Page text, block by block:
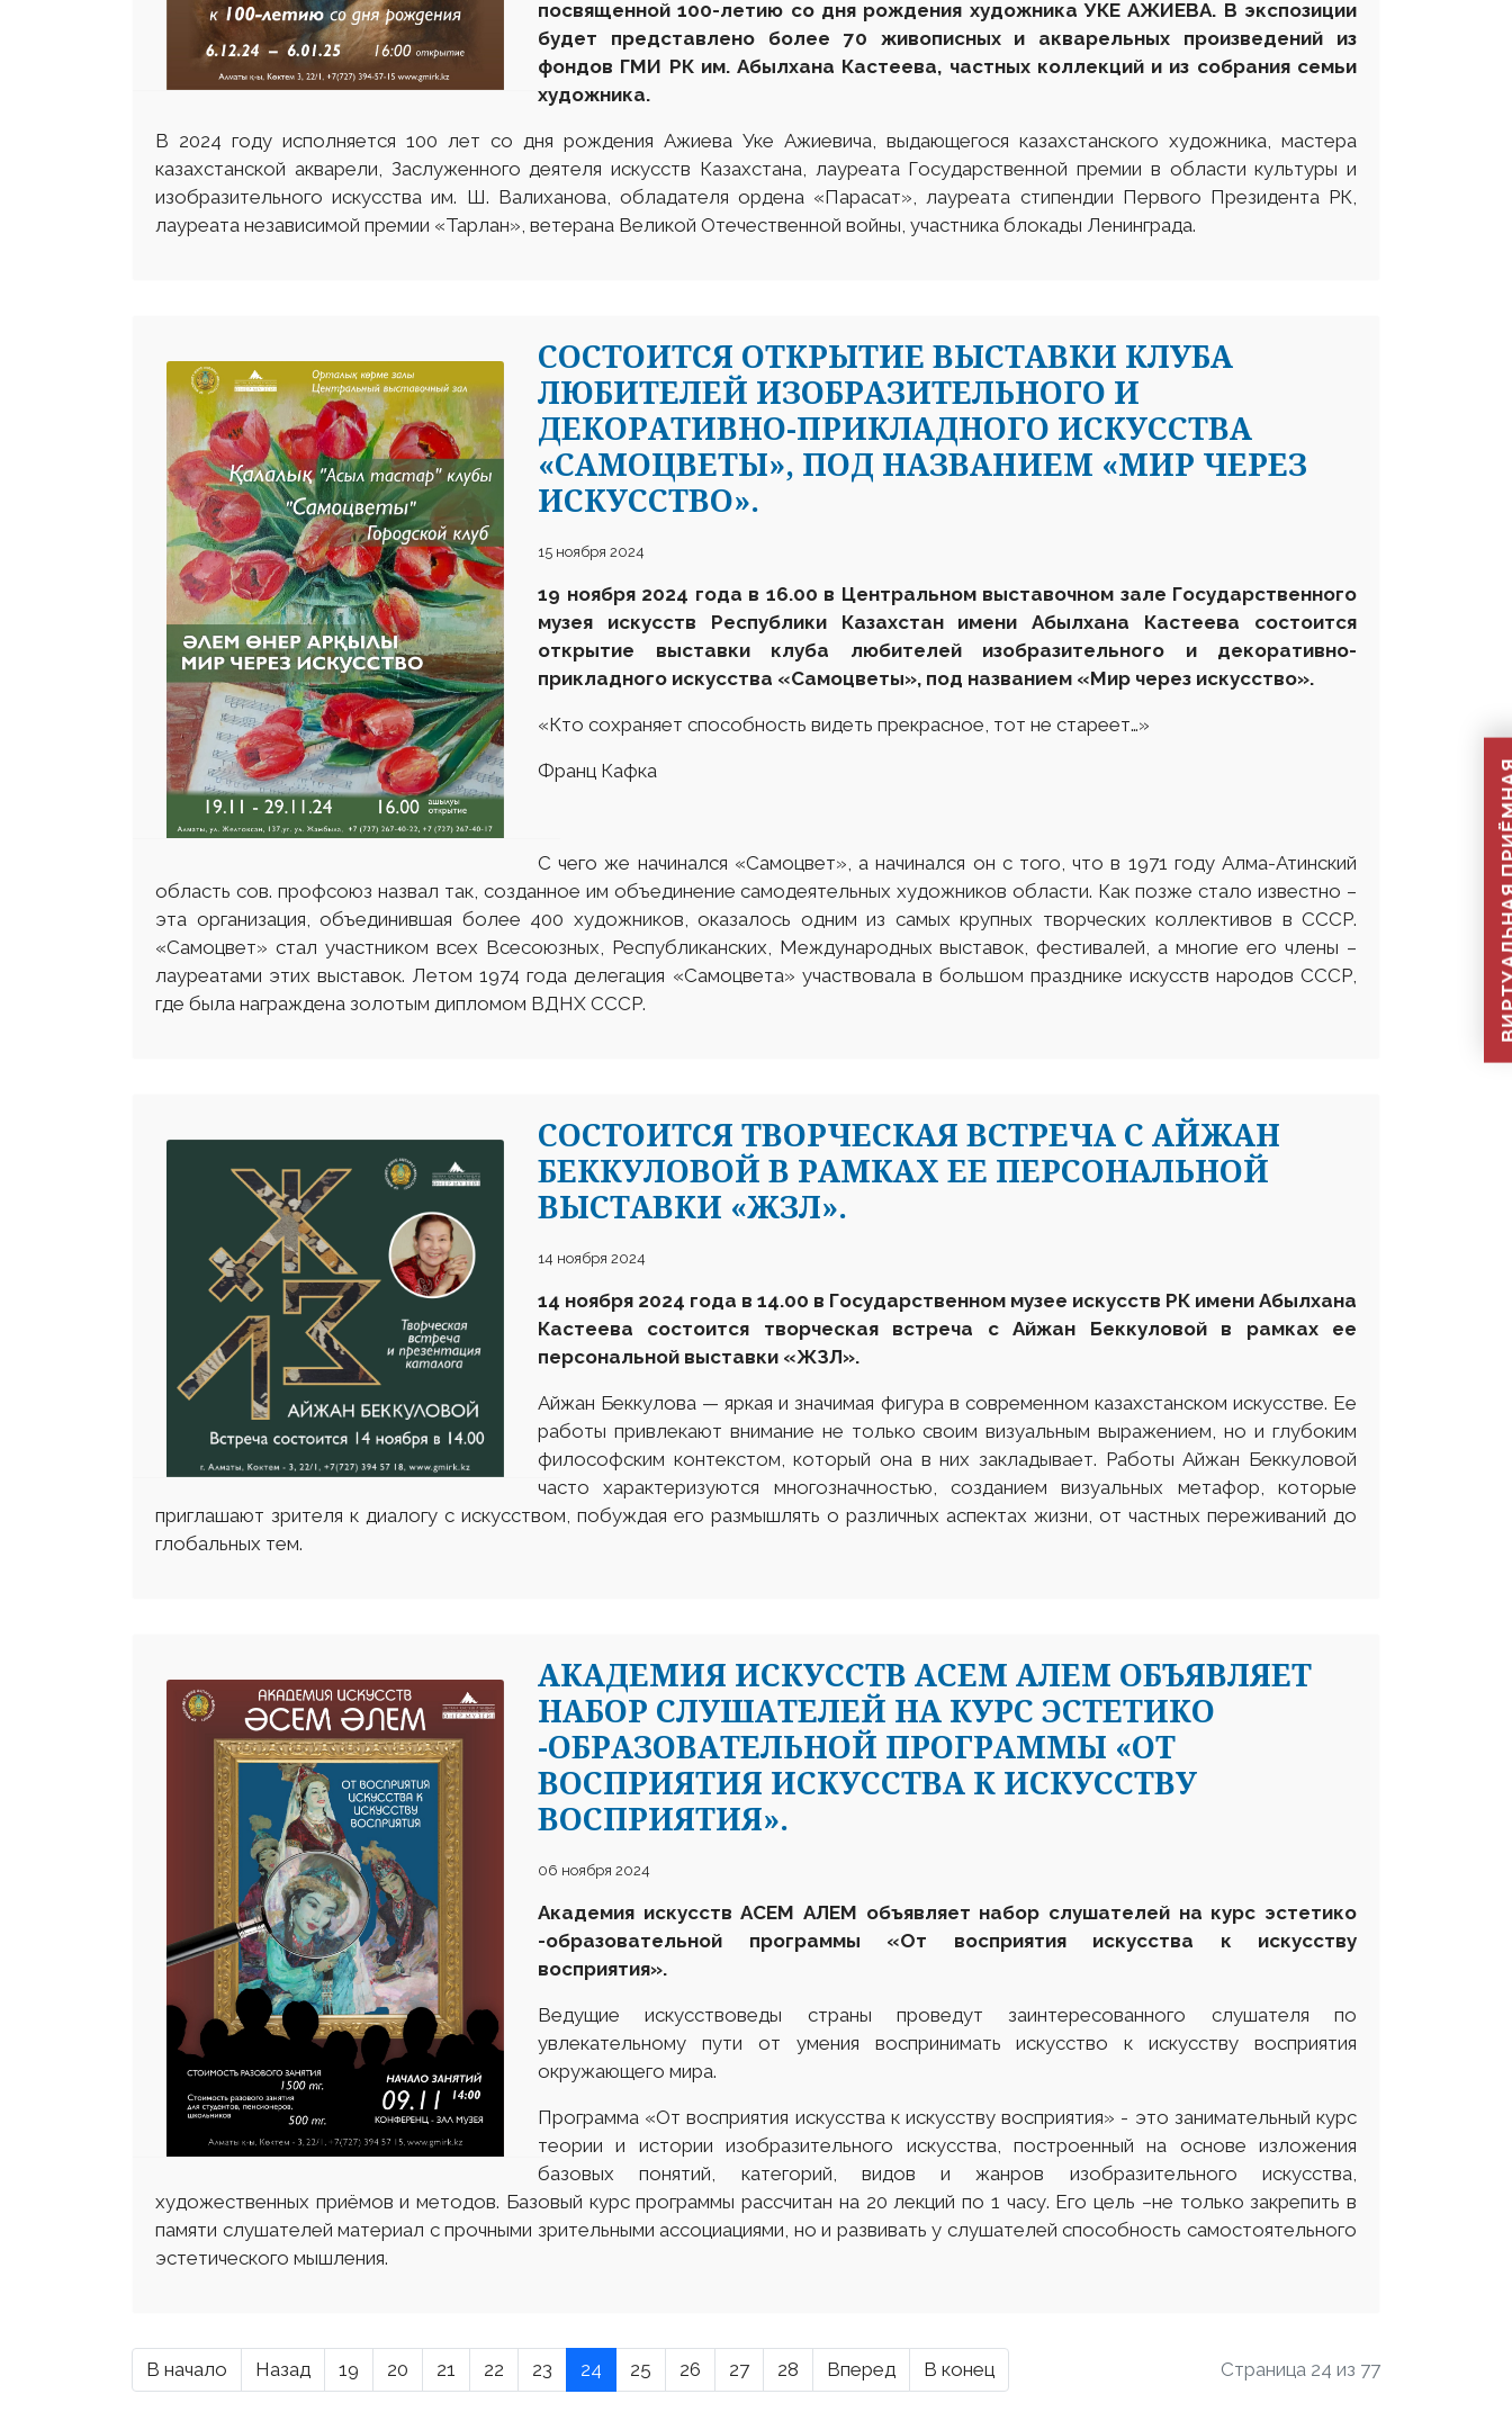
посвященной 100-летию со дня рождения художника УКЕ АЖИЕВА. В экспозиции
будет представлено более 70 живописных и акварельных произведений из
фондов ГМИ РК им. Абылхана Кастеева, частных коллекций и из собрания семьи
художника.
В 2024 году исполняется 100 лет со дня рождения Ажиева Уке Ажиевича, выдающегося казахстанского художника, мастера
казахстанской акварели, Заслуженного деятеля искусств Казахстана, лауреата Государственной премии в области культуры и
изобразительного искусства им. Ш. Валиханова, обладателя ордена «Парасат», лауреата стипендии Первого Президента РК,
лауреата независимой премии «Тарлан», ветерана Великой Отечественной войны, участника блокады Ленинграда.
CОСТОИТСЯ ОТКРЫТИЕ ВЫСТАВКИ КЛУБА
ЛЮБИТЕЛЕЙ ИЗОБРАЗИТЕЛЬНОГО И
ДЕКОРАТИВНО-ПРИКЛАДНОГО ИСКУССТВА
«САМОЦВЕТЫ», ПОД НАЗВАНИЕМ «МИР ЧЕРЕЗ
ИСКУССТВО».
15 ноября 2024
19 ноября 2024 года в 16.00 в Центральном выставочном зале Государственного
музея искусств Республики Казахстан имени Абылхана Кастеева состоится
открытие выставки клуба любителей изобразительного и декоративно-
прикладного искусства «Самоцветы», под названием «Мир через искусство».
«Кто сохраняет способность видеть прекрасное, тот не стареет…»
Франц Кафка
С чего же начинался «Самоцвет», а начинался он с того, что в 1971 году Алма-Атинский
область сов. профсоюз назвал так, созданное им объединение самодеятельных художников области. Как позже стало известно –
эта организация, объединившая более 400 художников, оказалось одним из самых крупных творческих коллективов в СССР.
«Самоцвет» стал участником всех Всесоюзных, Республиканских, Международных выставок, фестивалей, а многие его члены –
лауреатами этих выставок. Летом 1974 года делегация «Самоцвета» участвовала в большом празднике искусств народов СССР,
где была награждена золотым дипломом ВДНХ СССР.
CОСТОИТСЯ ТВОРЧЕСКАЯ ВСТРЕЧА С АЙЖАН
БЕККУЛОВОЙ В РАМКАХ ЕЕ ПЕРСОНАЛЬНОЙ
ВЫСТАВКИ «ЖЗЛ».
14 ноября 2024
14 ноября 2024 года в 14.00 в Государственном музее искусств РК имени Абылхана
Кастеева состоится творческая встреча с Айжан Беккуловой в рамках ее
персональной выставки «ЖЗЛ».
Айжан Беккулова — яркая и значимая фигура в современном казахстанском искусстве. Ее
работы привлекают внимание не только своим визуальным выражением, но и глубоким
философским контекстом, который она в них закладывает. Работы Айжан Беккуловой
часто характеризуются многозначностью, созданием визуальных метафор, которые
приглашают зрителя к диалогу с искусством, побуждая его размышлять о различных аспектах жизни, от частных переживаний до
глобальных тем.
АКАДЕМИЯ ИСКУССТВ АСЕМ АЛЕМ ОБЪЯВЛЯЕТ
НАБОР СЛУШАТЕЛЕЙ НА КУРС ЭСТЕТИКО
-ОБРАЗОВАТЕЛЬНОЙ ПРОГРАММЫ «ОТ
ВОСПРИЯТИЯ ИСКУССТВА К ИСКУССТВУ
ВОСПРИЯТИЯ».
06 ноября 2024
Академия искусств АСЕМ АЛЕМ объявляет набор слушателей на курс эстетико
-образовательной программы «От восприятия искусства к искусству
восприятия».
Ведущие искусствоведы страны проведут заинтересованного слушателя по
увлекательному пути от умения воспринимать искусство к искусству восприятия
окружающего мира.
Программа «От восприятия искусства к искусству восприятия» - это занимательный курс
теории и истории изобразительного искусства, построенный на основе изложения
базовых понятий, категорий, видов и жанров изобразительного искусства,
художественных приёмов и методов. Базовый курс программы рассчитан на 20 лекций по 1 часу. Его цель –не только закрепить в
памяти слушателей материал с прочными зрительными ассоциациями, но и развивать у слушателей способность самостоятельного
эстетического мышления.
В начало Назад 19 20 21 22 23 24 25 26 27 28 Вперед В конец Страница 24 из 77